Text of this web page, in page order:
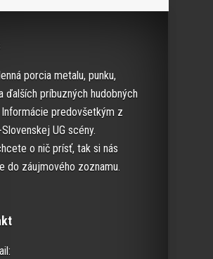
porcia metalu, punku,
ďalších príbuzných hudobných
predovšetkým z
UG scény.
o nič prísť, tak si nás
do záujmového zoznamu.